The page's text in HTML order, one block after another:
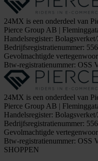
24MX is een onderdeel van
Pierce Group AB |
Handelsregister:
Bedrijfsregistratienummer:
Gevolmachtigde
Btw-registratienummer: OSS
24MX is een onderdeel van
Pierce Group AB |
Handelsregister:
Bedrijfsregistratienummer:
Gevolmachtigde
Btw-registratienummer: OSS
SHOPPEN